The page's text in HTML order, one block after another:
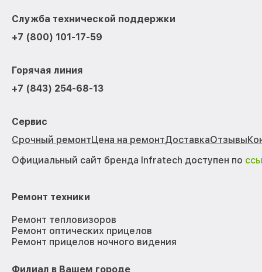
Служба технической поддержки
+7 (800) 101-17-59
Горячая линия
+7 (843) 254-68-13
Сервис
Срочный ремонтЦена на ремонтДоставкаОтзывы
Официальный сайт бренда Infratech доступен по
Ремонт техники
Ремонт тепловизоров
Ремонт оптических прицелов
Ремонт прицелов ночного видения
Филиал в Вашем городе